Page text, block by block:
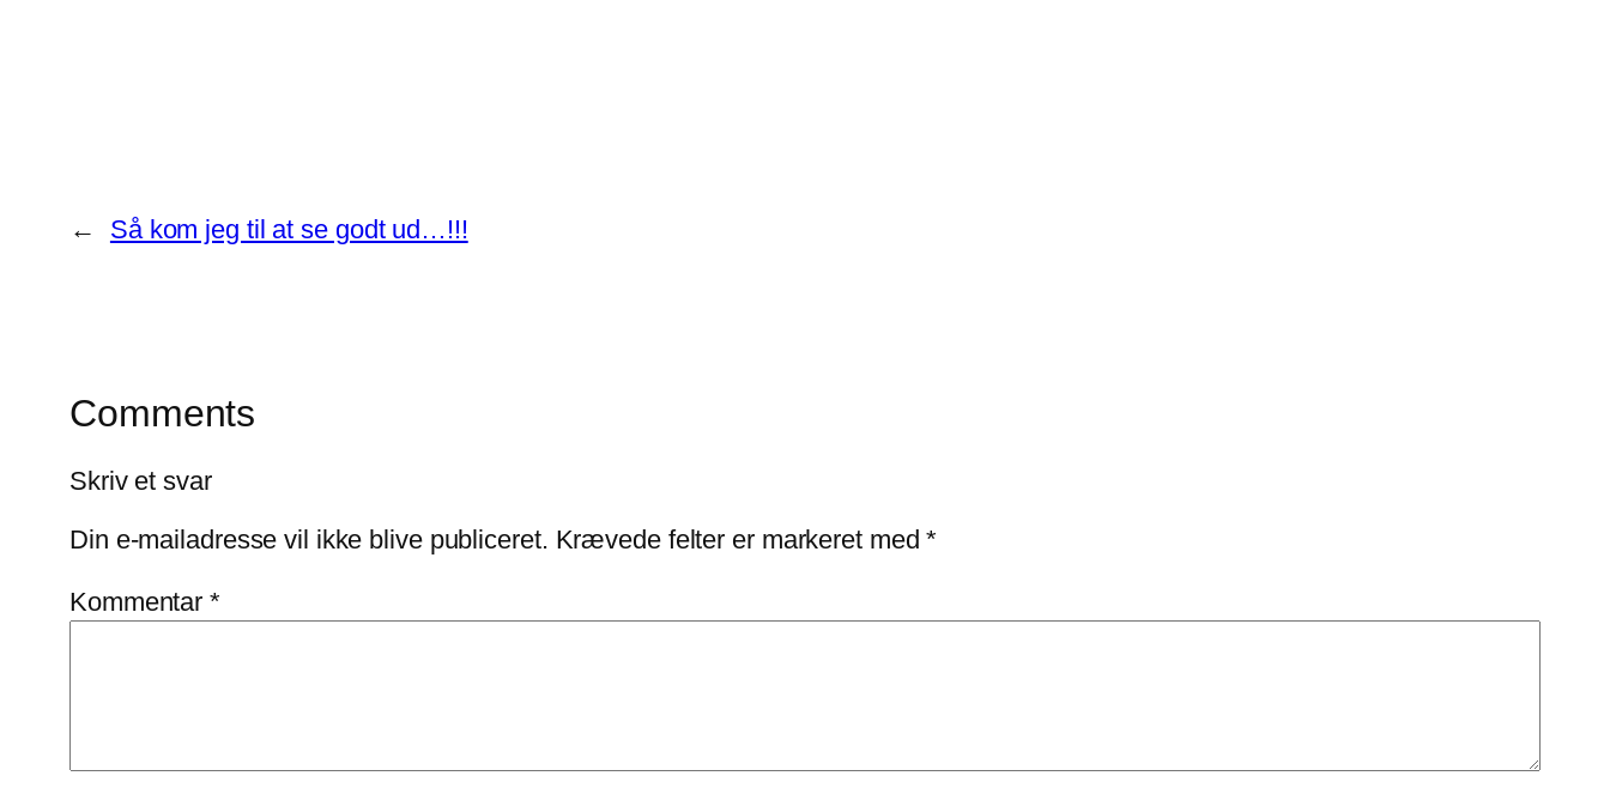
← Så kom jeg til at se godt ud…!!!
Comments
Skriv et svar
Din e-mailadresse vil ikke blive publiceret. Krævede felter er markeret med*
Kommentar*